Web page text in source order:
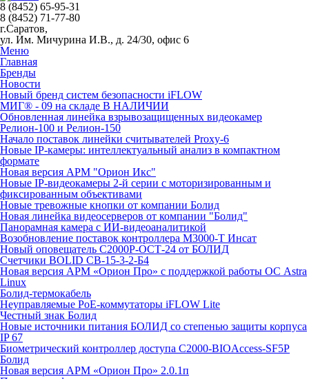
8 (8452) 65-95-31
8 (8452) 71-77-80
г.Саратов,
ул. Им. Мичурина И.В., д. 24/30, офис 6
Меню
Главная
Бренды
Новости
Новый бренд систем безопасности iFLOW
МИГ® - 09 на складе В НАЛИЧИИ
Обновленная линейка взрывозащищенных видеокамер
Релион-100 и Релион-150
Начало поставок линейки считывателей Proxy-6
Новые IP-камеры: интеллектуальный анализ в компактном
формате
Новая версия АРМ "Орион Икс"
Новые IP-видеокамеры 2-й серии с моторизированным и
фиксированным объективами
Новые тревожные кнопки от компании Болид
Новая линейка видеосерверов от компании "Болид"
Панорамная камера с ИИ-видеоаналитикой
Возобновление поставок контроллера М3000-Т Инсат
Новый оповещатель С2000Р-ОСТ-24 от БОЛИД
Счетчики BOLID СВ-15-3-2-Б4
Новая версия АРМ «Орион Про» с поддержкой работы ОС Astra
Linux
Болид-термокабель
Неуправляемые PoE-коммутаторы iFLOW Lite
Честный знак Болид
Новые источники питания БОЛИД со степенью защиты корпуса
IP 67
Биометрический контроллер доступа С2000-BIOAccess-SF5P
Болид
Новая версия АРМ «Орион Про» 2.0.1п